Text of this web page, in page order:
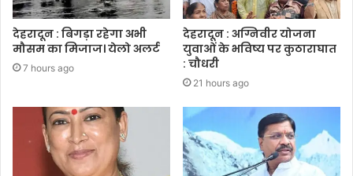
देहरादून : बिगड़ा रहेगा अभी
मौसम का मिजाज। येलो अलर्ट
7 hours ago
देहरादून : अग्निवीर योजना
युवाओं के भविष्य पर कुठाराघात
: चौधरी
21 hours ago